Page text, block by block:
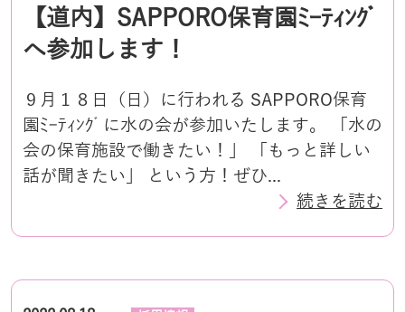
【道内】SAPPORO保育園ﾐｰﾃｨﾝｸﾞ
へ参加します！
９月１８日（日）に行われる SAPPORO保育
園ﾐｰﾃｨﾝｸﾞに水の会が参加いたします。 「水の
会の保育施設で働きたい！」 「もっと詳しい
話が聞きたい」 という方！ぜひ...
続きを読む